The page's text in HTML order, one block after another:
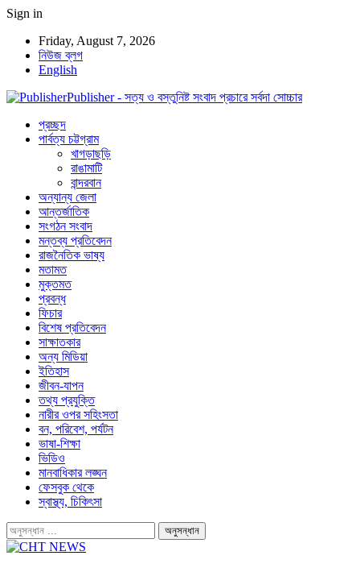
Sign in
Friday, August 7, 2026
নিউজ ব্লগ
English
Publisher - সত্য ও বস্তুনিষ্ট সংবাদ প্রচারে সর্বদা সোচ্চার
প্রচ্ছদ
পার্বত্য চট্টগ্রাম
খাগড়াছড়ি
রাঙামাটি
বান্দরবান
অন্যান্য জেলা
আন্তর্জাতিক
সংগঠন সংবাদ
মন্তব্য প্রতিবেদন
রাজনৈতিক ভাষ্য
মতামত
মুক্তমত
প্রবন্ধ
ফিচার
বিশেষ প্রতিবেদন
সাক্ষাতকার
অন্য মিডিয়া
ইতিহাস
জীবন-যাপন
তথ্য প্রযুক্তি
নারীর ওপর সহিংসতা
বন, পরিবেশ, পর্যটন
ভাষা-শিক্ষা
ভিডিও
মানবাধিকার লঙ্ঘন
ফেসবুক থেকে
স্বাস্থ্য, চিকিৎসা